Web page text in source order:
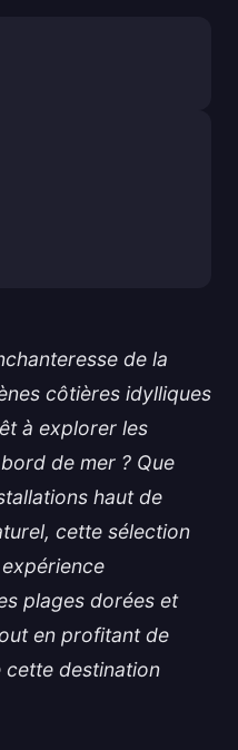
de la
côtières idylliques
à explorer les
de mer ? Que
haut de
cette sélection
plages dorées et
en profitant de
cette destination